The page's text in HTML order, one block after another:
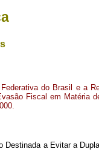
do Brasil e a
Fiscal em Matéria
a Evitar a